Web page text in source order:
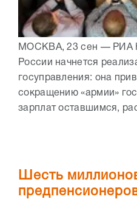
МОСКВА, 23 сен — РИА
России начнется
госуправления: она
сокращению «армии»
зарплат оставшимся,
Шесть